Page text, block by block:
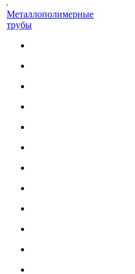
Металлополимерные
трубы